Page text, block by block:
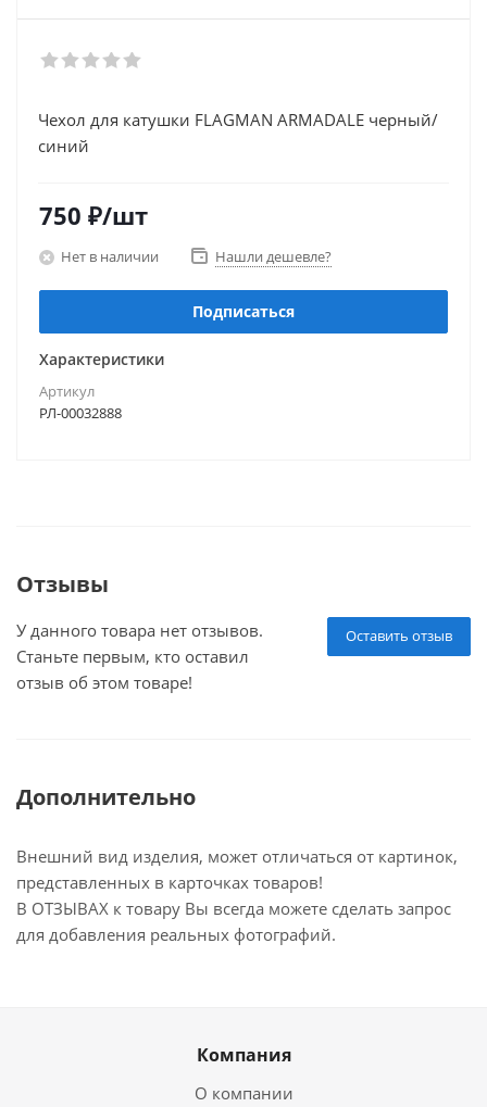
Чехол для катушки FLAGMAN ARMADALE черный/
синий
750 ₽/шт
Нет в наличии Нашли дешевле?
Подписаться
Характеристики
Артикул
РЛ-00032888
Отзывы
Оставить отзыв
У данного товара нет отзывов.
Станьте первым, кто оставил
отзыв об этом товаре!
Дополнительно
Внешний вид изделия, может отличаться от картинок,
представленных в карточках товаров!
В ОТЗЫВАХ к товару Вы всегда можете сделать запрос
для добавления реальных фотографий.
Компания
О компании